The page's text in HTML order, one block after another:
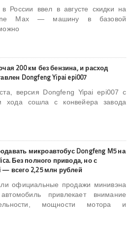
России ввел в августе скидки на
Max — машину в базовой
200 км без бензина, и расход
Dongfeng Yipai epi007
версия Dongfeng Yipai epi007 с
хода сошла с конвейера завода
микроавтобус Dongfeng M5 на
Без полного привода, но с
всего 2,25 млн рублей
официальные продажи минивэна
привлекает внимание
мощности мотора и